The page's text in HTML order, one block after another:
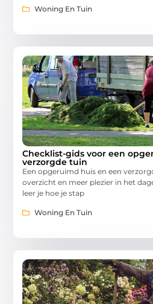
Woning En Tuin
Checklist-gids voor een
verzorgde tuin
Een opgeruimd huis en een
overzicht en meer plezier in het
leer je hoe je stap
Woning En Tuin